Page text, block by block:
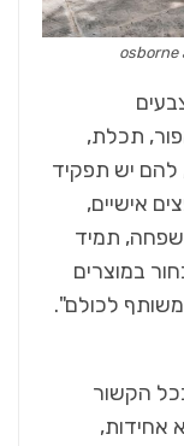
תכלת,
להם יש תפקיד
אישיים,
תמיד
במוצרים
לכולם".
הקשור
אחידות,